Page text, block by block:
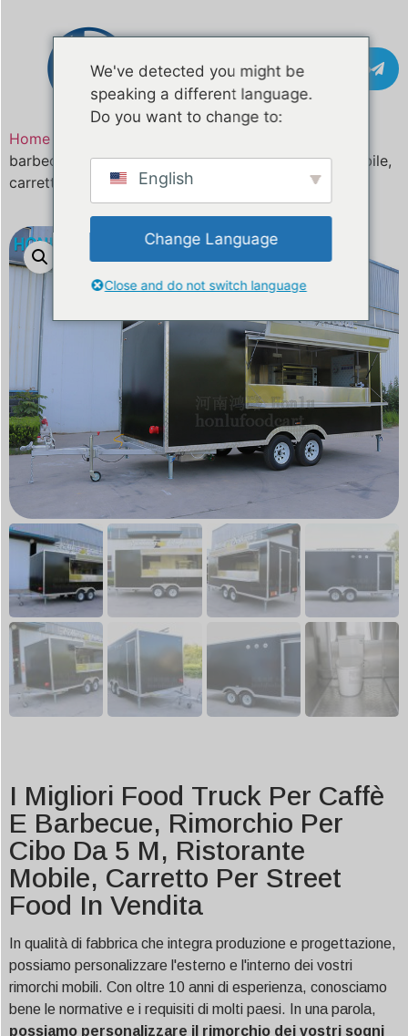
Contatto
Home
barbecue, rimorchio per cibo da 5 m, ristorante mobile,
carretto per street food in vendita
I Migliori Food Truck Per Caffè
E Barbecue, Rimorchio Per
Cibo Da 5 M, Ristorante
Mobile, Carretto Per Street
Food In Vendita
In qualità di fabbrica che integra produzione e progettazione,
possiamo personalizzare l'esterno e l'interno dei vostri
rimorchi mobili. Con oltre 10 anni di esperienza, conosciamo
bene le normative e i requisiti di molti paesi. In una parola,
possiamo personalizzare il rimorchio dei vostri sogni
We've detected you might be
speaking a different language.
Do you want to change to:
English
Change Language
Close and do not switch language